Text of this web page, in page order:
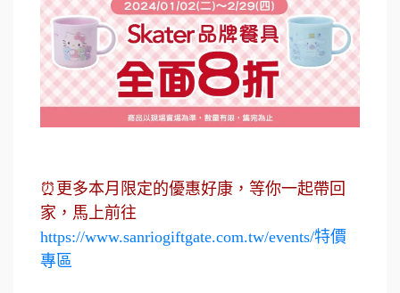
⏰更多本月限定的優惠好康，等你一起帶回
家，馬上前往
https://www.sanriogiftgate.com.tw/events/特價
專區